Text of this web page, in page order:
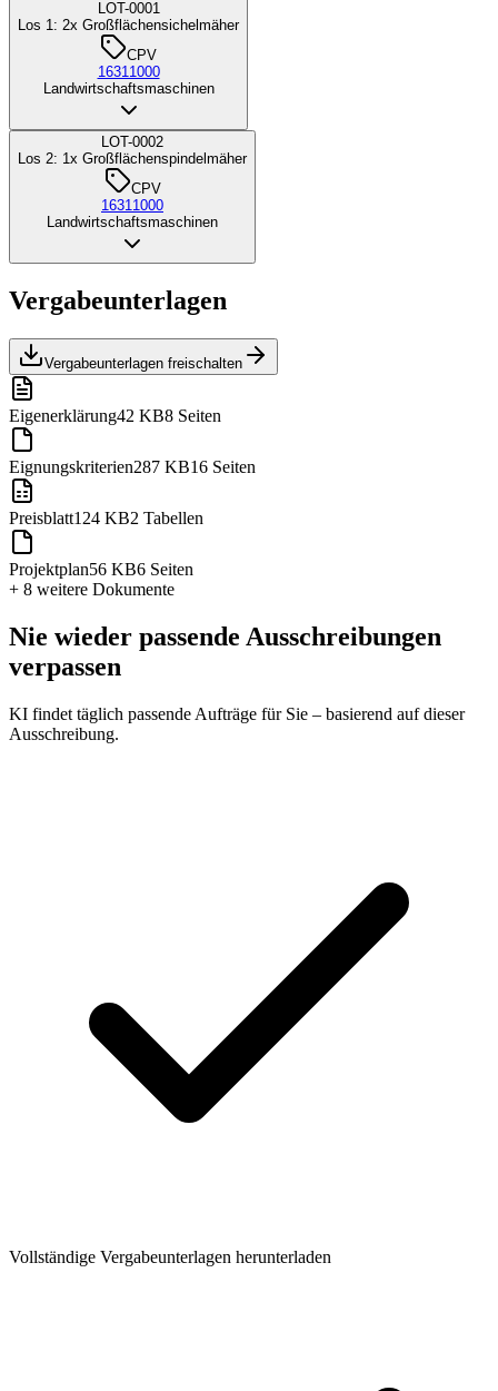
LOT-0001
Los 1: 2x Großflächensichelmäher
CPV
16311000
Landwirtschaftsmaschinen
LOT-0002
Los 2: 1x Großflächenspindelmäher
CPV
16311000
Landwirtschaftsmaschinen
Vergabeunterlagen
Vergabeunterlagen freischalten
Eigenerklärung42 KB8 Seiten
Eignungskriterien287 KB16 Seiten
Preisblatt124 KB2 Tabellen
Projektplan56 KB6 Seiten
+ 8 weitere Dokumente
Nie wieder passende Ausschreibungen
verpassen
KI findet täglich passende Aufträge für Sie – basierend auf dieser
Ausschreibung.
Vollständige Vergabeunterlagen herunterladen